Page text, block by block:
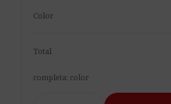
Color
Total
completa: color